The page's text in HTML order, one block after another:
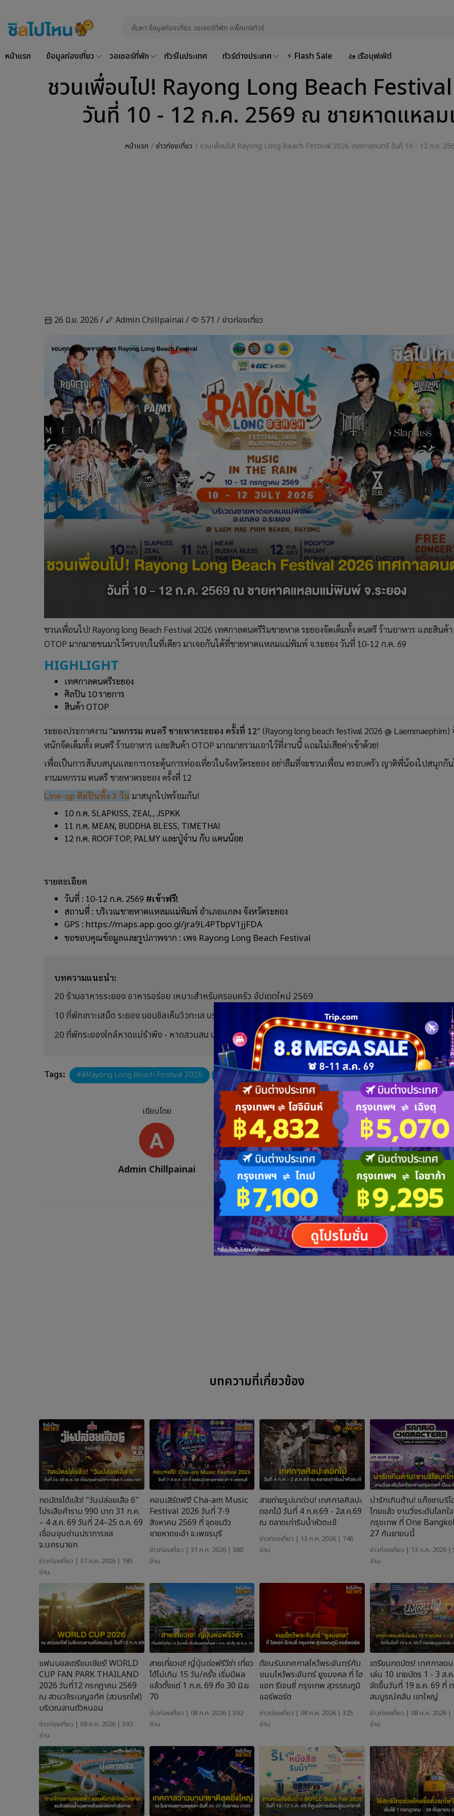
หน้าแรก ข้อมูลท่องเที่ยว วอเชอร์ที่พัก ทัวร์ในประเทศ ทัวร์ต่างประเทศ ⚡ Flash Sale 🚤 เรือบุฟเฟ่ต์
ชวนเพื่อนไป! Rayong Long Beach
วันที่ 10 - 12 ก.ค. 2569 ณ ชายหาดแหล
หน้าแรก ข่าวท่องเที่ยว ชวนเพื่อนไป! Rayong Long Beach Festival 2026 เทศกาลดนตรี วันที่ 10 - 12 ก.ค.
calendar_month 26 มิ.ย. 2026 / stylus Admin Chillpainai / visibility 571 / ข่าวท่องเที่ยว
ชวนเพื่อนไป! Rayong long Beach Festival 2026 เทศกาลดนตรีริมชายหาด ระยองจัดเต็มทั้ง ดนตรี ร้านอาหาร และสินค้า
OTOP มากมายขนมาไว้ครบจบในที่เดียว มาเจอกันได้ที่ชายหาดแหลมแม่พิมพ์ จ.ระยอง วันที่ 10-12 ก.ค. 69
HIGHLIGHT
เทศกาลดนตรีระยอง
ศิลปิน 10 รายการ
สินค้า OTOP
ระยองประกาศงาน "มหกรรม ดนตรี ชายหาดระยอง ครั้งที่ 12" (Rayong long beach festival 2026 @ Laemmaephim)
หนักจัดเต็มทั้ง ดนตรี ร้านอาหาร และสินค้า OTOP มากมายรวมเอาไว้ที่งานนี้ แถมไม่เสียค่าเข้าด้วย!
เพื่อเป็นการสันบสนุนและการกระตุ้นการท่องเที่ยวในจังหวัดระยอง อย่าลืมที่จะชวนเพื่อน ครอบครัว ญาติพี่น้องไปสนุกกั
งานมหกรรม ดนตรี ชายหาดระยอง ครั้งที่ 12
Line-up ศิลปินทั้ง 3 วัน มาสนุกไปพร้อมกัน!
10 ก.ค. SLAPKISS, ZEAL, JSPKK
11 ก.ค. MEAN, BUDDHA BLESS, TIMETHAI
12 ก.ค. ROOFTOP, PALMY และปู่จ๋าน กับ แคนน้อย
รายละเอียด
วันที่ : 10-12 ก.ค. 2569 #เข้าฟรี!
สถานที่ : บริเวณชายหาดแหลมแม่พิมพ์ อำเภอแกลง จังหวัดระยอง
GPS : https://maps.app.goo.gl/jra9L4PTbpV1jjFDA
ขอขอบคุณข้อมูลและรูปภาพจาก : เพจ Rayong Long Beach Festival
บทความแนะนำ:
20 ร้านอาหารระยอง อาหารอร่อย เหมาะสำหรับครอบครัว อัปเดตใหม่ 2569
10 ที่พักเกาะเสม็ด ระยอง นอนชิลเห็นวิวทะเล บรรยากาศดีทุกมุม อัปเดตใหม่ต้อนรับซัมเมอร์ 2569
20 ที่พักระยองใกล้หาดแม่รำพึง - หาดสวนสน บรรยากาศดี เป็นส่วนตัว ต้อนรับสัตว์เลี้ยง
Tags: #Rayong Long Beach Festival 2026 #Music #เทศกาลดนตรี #ชายหาดแหลมแม่พิมพ์ #ระยอง
เขียนโดย
Admin Chillpainai
แชร์บทความนี้
บทความที่เกี่ยวข้อง
กดบัตรได้แล้ว! "วันปล่อยเสือ 6"
โปรเสือคำราม 990 บาท 31 ก.ค.
– 4 ส.ค. 69 วันที่ 24–25 ต.ค. 69
เขื่อนขุนด่านปราการชล
จ.นครนายก
ข่าวท่องเที่ยว | 31 ก.ค. 2026 | 185
อ่าน
คอนเสิร์ตฟรี! Cha-am Music
Festival 2026 วันที่ 7-9
สิงหาคม 2569 ที่ จุดชมวิว
ชายหาดชะอำ จ.เพชรบุรี
ข่าวท่องเที่ยว | 31 ก.ค. 2026 | 380
อ่าน
สายถ่ายรูปมาด่วน! เทศกาลศิลปะ
ดอกไม้ วันที่ 4 ก.ค.69 - 2ส.ค.69
ณ ตลาดเก่าริมน้ำหัวตะเข้
ข่าวท่องเที่ยว | 13 ก.ค. 2026 | 746
อ่าน
น่ารักเกินต้าน! แก๊งซานริ
ไทยแล้ว งานวิ่งระดับโลกใ
กรุงเทพ ที่ One
27 กันยายนนี้
ข่าวท่องเที่ยว | 13 ก.ค. 2026 |
อ่าน
แฟนบอลเตรียมเชียร์! WORLD
CUP FAN PARK THAILAND
2026 วันที่12 กรกฎาคม 2569
ณ สวนวชิรเบญจทัศ (สวนรถไฟ)
บริเวณลานตัวหนอน
ข่าวท่องเที่ยว | 09 ก.ค. 2026 | 592
อ่าน
สายเที่ยวเฮ! ญี่ปุ่นต่อฟรีวีซ่า เที่ยว
ได้ไม่เกิน 15 วัน/ครั้ง เริ่มมีผล
แล้วตั้งแต่ 1 ก.ค. 69 ถึง 30 มิ.ย.
70
ข่าวท่องเที่ยว | 08 ก.ค. 2026 | 392
อ่าน
ต้อนรับเทศกาลไหว้พระจันทร์กับ
ขนมไหว้พระจันทร์ ยูงมงคล ที่ ไฮ
แอท รีเจนซี่ กรุงเทพ สุวรรณภูมิ
แอร์พอร์ต
ข่าวท่องเที่ยว | 08 ก.ค. 2026 | 325
อ่าน
เตรียมกดบัตร! เทศกาลด
เล่น 10 ขายบัตร 1 - 3 ส.
จัดขึ้นวันที่ 19 ธ.ค. 69 ที่
สมบูรณ์คลับ เขาใหญ่
ข่าวท่องเที่ยว | 08 ก.ค. 2026 |
อ่าน